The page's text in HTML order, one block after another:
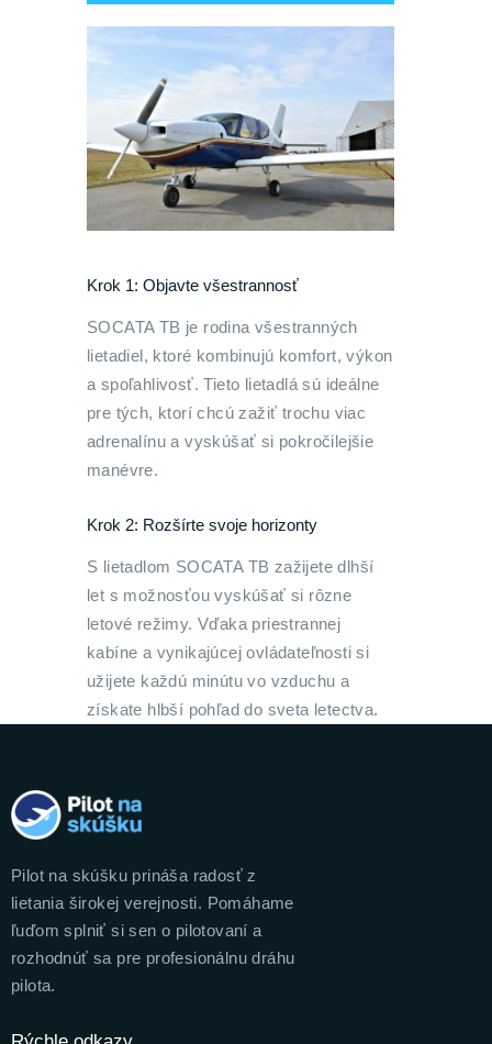
Krok 1: Objavte všestrannosť
SOCATA TB je rodina všestranných
lietadiel, ktoré kombinujú komfort, výkon
a spoľahlivosť. Tieto lietadlá sú ideálne
pre tých, ktorí chcú zažiť trochu viac
adrenalínu a vyskúšať si pokročilejšie
manévre.
Krok 2: Rozšírte svoje horizonty
S lietadlom SOCATA TB zažijete dlhší
let s možnosťou vyskúšať si rôzne
letové režimy. Vďaka priestrannej
kabíne a vynikajúcej ovládateľnosti si
užijete každú minútu vo vzduchu a
získate hlbší pohľad do sveta letectva.
Pilot na skúšku prináša radosť z
lietania širokej verejnosti. Pomáhame
ľuďom splniť si sen o pilotovaní a
rozhodnúť sa pre profesionálnu dráhu
pilota.